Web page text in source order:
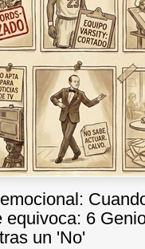
equivoca: 6
un 'No'